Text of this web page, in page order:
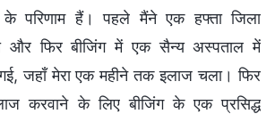
के परिणाम हैं। पहले मैंने एक हफ्ता जिला
और फिर बीजिंग में एक सैन्य अस्पताल में
जहाँ मेरा एक महीने तक इलाज चला। फिर
करवाने के लिए बीजिंग के एक प्रसिद्ध